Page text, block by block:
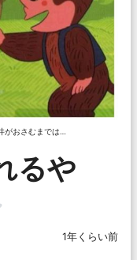
がおさむまでは…
るや
1年くらい前